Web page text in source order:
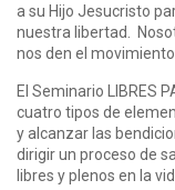
a su Hijo Jesucristo
nuestra libertad.
nos den el
El Seminario LIBRES
cuatro tipos de
y alcanzar las
dirigir un proceso de
libres y plenos en la